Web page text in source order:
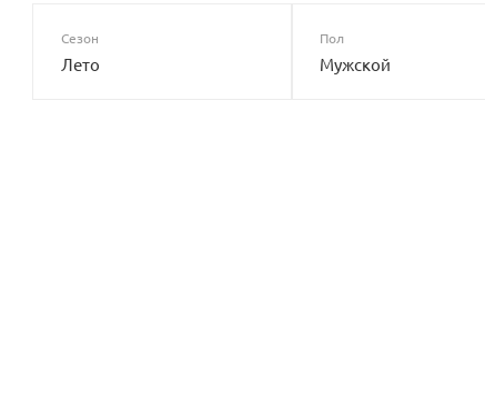
Сезон
Лето
Пол
Мужской